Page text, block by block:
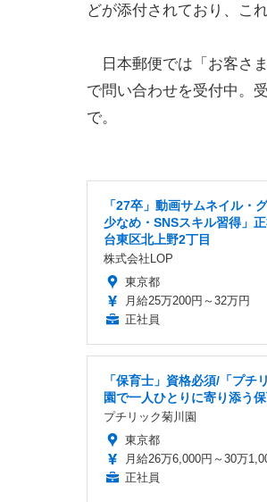
どが添付されており、こ
日本郵便では「お客さま
で問い合わせを受付中。
で。
「27卒」動画サムネイル・
少なめ・SNSスキル習得」
台東区北上野2丁目
株式会社LOP
東京都
月給25万200円～32万円
正社員
「保育士」資格必須/「プチ
園で一人ひとりに寄り添う
プチリック菊川園
東京都
月給26万6,000円～30万
正社員